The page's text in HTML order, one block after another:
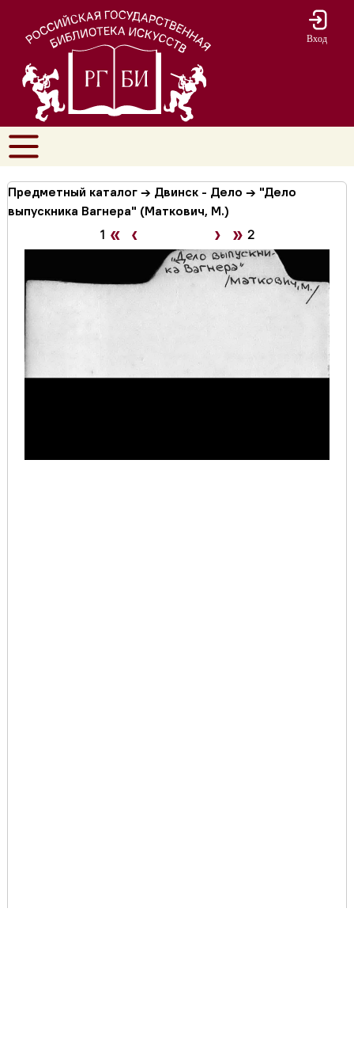
Вход
Предметный каталог → Двинск - Дело → "Дело
выпускника Вагнера" (Маткович, М.)
1 « ‹ › » 2